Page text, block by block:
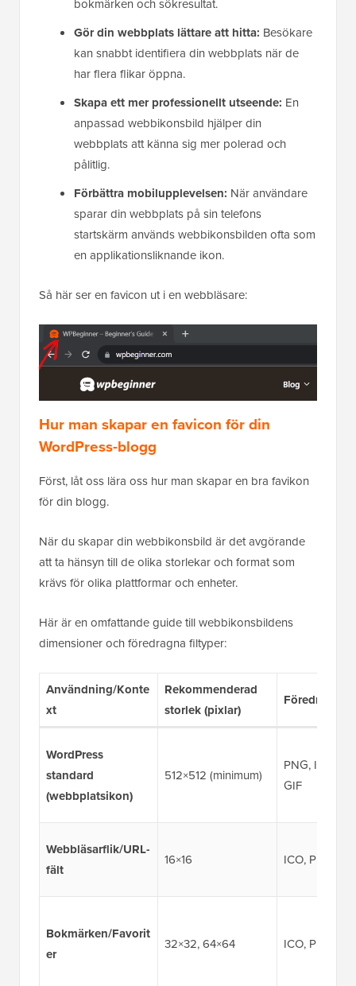
bokmärken och sökresultat.
Gör din webbplats lättare att hitta: Besökare
kan snabbt identifiera din webbplats när de
har flera flikar öppna.
Skapa ett mer professionellt utseende: En
anpassad webbikonsbild hjälper din
webbplats att känna sig mer polerad och
pålitlig.
Förbättra mobilupplevelsen: När användare
sparar din webbplats på sin telefons
startskärm används webbikonsbilden ofta som
en applikationsliknande ikon.
Så här ser en favicon ut i en webbläsare:
Hur man skapar en favicon för din
WordPress-blogg
Först, låt oss lära oss hur man skapar en bra favikon
för din blogg.
När du skapar din webbikonsbild är det avgörande
att ta hänsyn till de olika storlekar och format som
krävs för olika plattformar och enheter.
Här är en omfattande guide till webbikonsbildens
dimensioner och föredragna filtyper:
Användning/Konte
xt
Rekommenderad
storlek (pixlar)
Föredragna
WordPress
standard
(webbplatsikon)
512×512 (minimum)
PNG, ICO,
GIF
Webbläsarflik/URL-
fält
16×16 ICO, PNG
Bokmärken/Favorit
er
32×32, 64×64 ICO, PNG